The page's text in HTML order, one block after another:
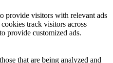
provide visitors with relevant ads
track visitors across
provide customized ads.
that are being analyzed and